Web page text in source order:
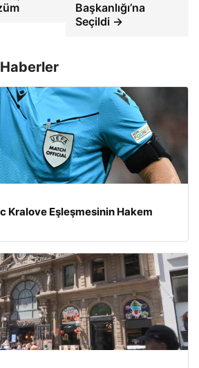
Başkanlığı’na
Seçildi →
Kralove Eşleşmesinin Hakem